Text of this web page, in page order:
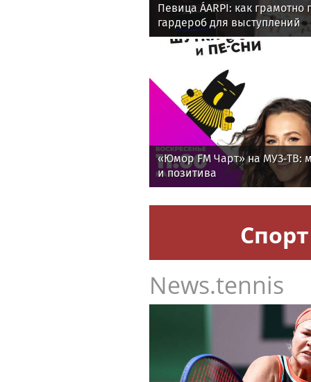
Певица ÁARPI: как грамотно
гардероб для выступлений
«Юмор FM Чарт» на МУЗ‑ТВ:
и позитива
Спорт
News.tennis